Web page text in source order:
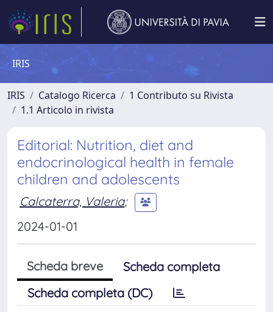
IRIS
IRIS Catalogo Ricerca
1 Contributo su Rivista
1.1 Articolo in rivista
Editorial: Nutrition, diet and
endocrinological health in female
children and adolescents
Calcaterra, Valeria;
2024-01-01
Scheda breve
Scheda completa
Scheda completa (DC)